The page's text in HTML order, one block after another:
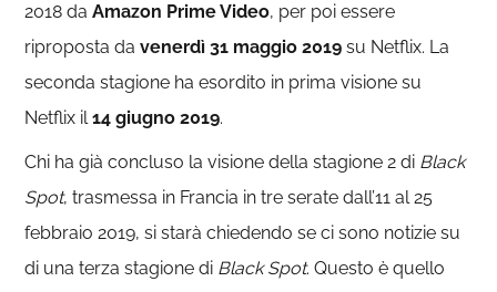
2018 daAmazon Prime Video, per poi essere
riproposta davenerdì 31 maggio 2019 su Netflix. La
seconda stagione ha esordito in prima visione su
Netflix il14 giugno 2019.
Chi ha già concluso la visione della stagione 2 di Black
Spot, trasmessa in Francia in tre serate dall’11 al 25
febbraio 2019, si starà chiedendo se ci sono notizie su
di una terza stagione di Black Spot. Questo è quello